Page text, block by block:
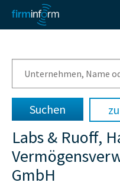
Labs & Ruoff,
GmbH